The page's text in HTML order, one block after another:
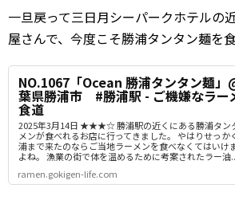
一旦戻って三日月シーパークホテルの
屋さんで、今度こそ勝浦タンタン麺を
NO.1067「Ocean 勝浦タンタン麺」
葉県勝浦市 #勝浦駅 - ご機嫌なラー
食道
2025年3月14日 ★★★☆ 勝浦駅の近くにある勝浦タン
メンが食べれるお店に行ってきました。 やはりせっか
浦まで来たのならご当地ラーメンを食べなくてはいけ
よね。 漁業の街で体を温めるために考案されたラー油
ramen.gokigen-life.com